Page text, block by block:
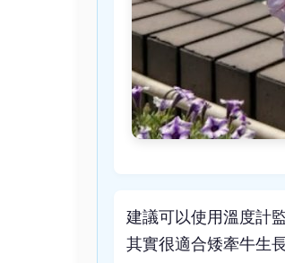
建議可以使用溫度計
其實很適合矮牽牛生